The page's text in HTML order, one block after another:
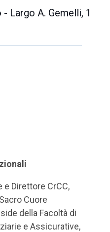
Largo A. Gemelli, 1
e Direttore CrCC,
Cuore
della Facoltà di
e Assicurative,